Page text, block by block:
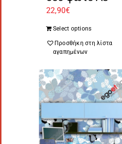
22,90€
Select options
Προσθήκη στη λίστα
αγαπημένων